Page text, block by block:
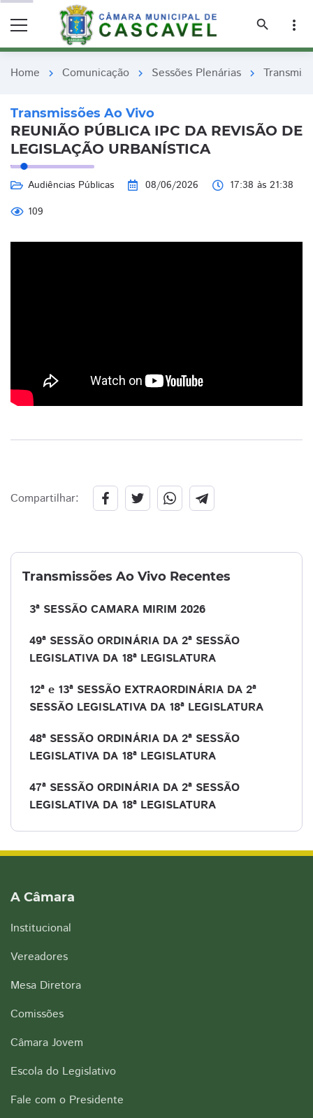
search
more_vert
Home chevron_right Comunicação chevron_right Sessões Plenárias chevron_right
Transmissões Ao Vivo
REUNIÃO PÚBLICA IPC DA REVISÃO DE
LEGISLAÇÃO URBANÍSTICA
Audiências Públicas 08/06/2026
17:38 às 21:38
109
Compartilhar:
Transmissões Ao Vivo Recentes
3ª SESSÃO CAMARA MIRIM 2026
49ª SESSÃO ORDINÁRIA DA 2ª SESSÃO
LEGISLATIVA DA 18ª LEGISLATURA
12ª e 13ª SESSÃO EXTRAORDINÁRIA DA 2ª
SESSÃO LEGISLATIVA DA 18ª LEGISLATURA
48ª SESSÃO ORDINÁRIA DA 2ª SESSÃO
LEGISLATIVA DA 18ª LEGISLATURA
47ª SESSÃO ORDINÁRIA DA 2ª SESSÃO
LEGISLATIVA DA 18ª LEGISLATURA
A Câmara
Institucional
Vereadores
Mesa Diretora
Comissões
Câmara Jovem
Escola do Legislativo
Fale com o Presidente